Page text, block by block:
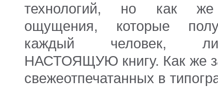
технологий, но как
ощущения, которые
каждый человек,
НАСТОЯЩУЮ книгу. Как же
свежеотпечатанных в